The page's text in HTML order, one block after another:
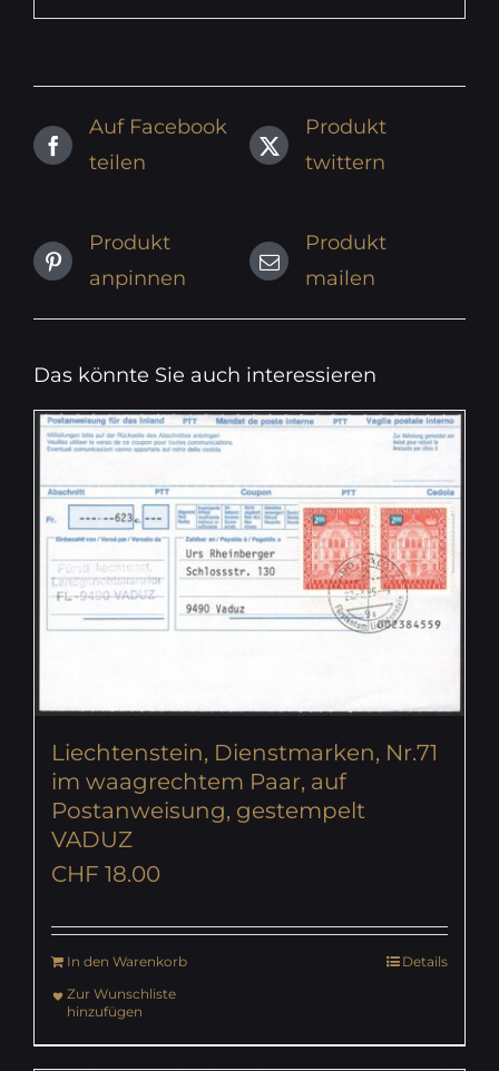
Auf Facebook
teilen
Produkt
twittern
Produkt
anpinnen
Produkt
mailen
Das könnte Sie auch interessieren
Liechtenstein, Dienstmarken, Nr.71
im waagrechtem Paar, auf
Postanweisung, gestempelt
VADUZ
CHF 18.00
In den Warenkorb
Details
Zur Wunschliste
hinzufügen